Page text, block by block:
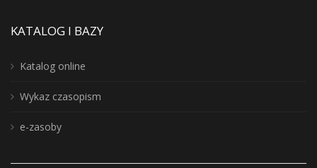
KATALOG I BAZY
Katalog online
Wykaz czasopism
e-zasoby